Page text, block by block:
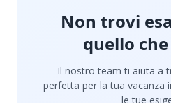
Non trovi
quello
Il nostro team ti aiuta a
perfetta per la tua vacanza
le tue